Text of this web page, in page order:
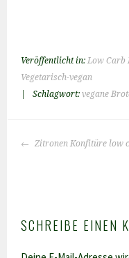
Veröffentlicht in:Low Carb
Vegetarisch-vegan
Schlagwort:vegane
BEITRAGS-
Zitronen Konfitüre low
SCHREIBE EINEN